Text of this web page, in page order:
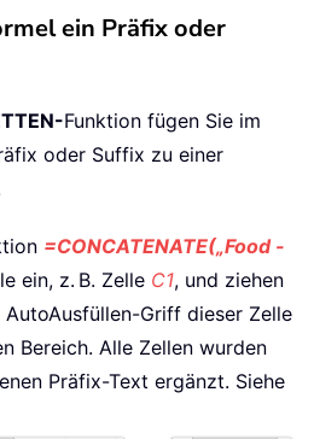
ein Präfix oder
Funktion fügen Sie im
oder Suffix zu einer
=CONCATENATE(„Food -
ein, z. B. Zelle C1, und ziehen
AutoAusfüllen-Griff dieser Zelle
Bereich. Alle Zellen wurden
Präfix-Text ergänzt. Siehe